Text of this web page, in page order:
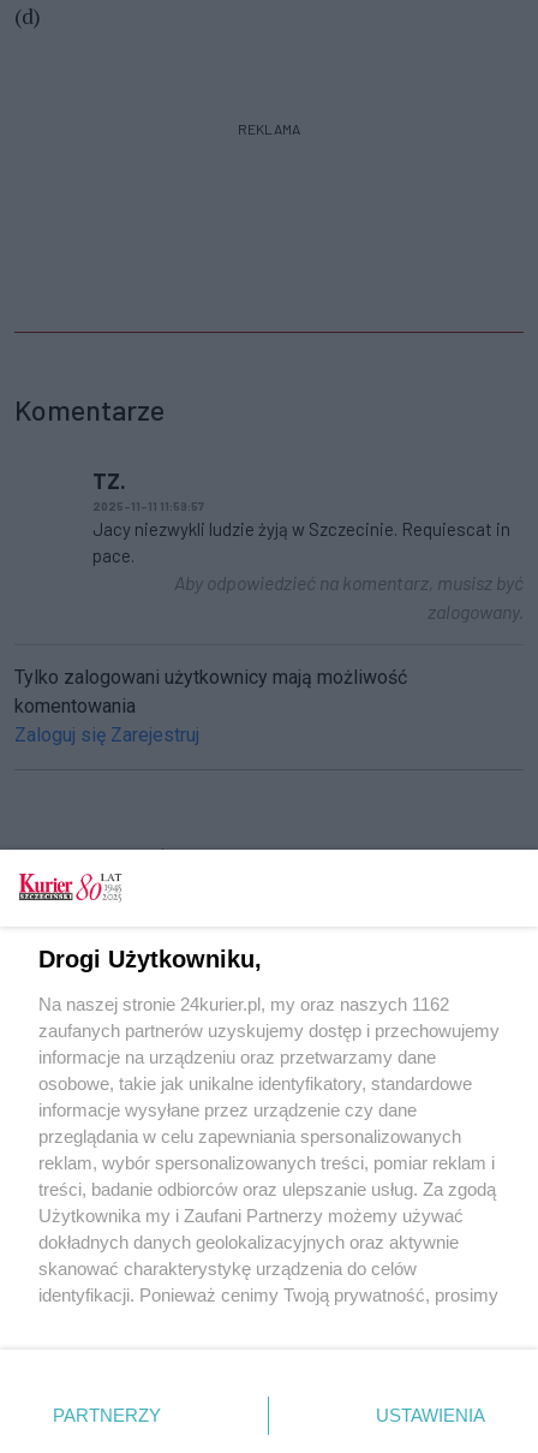
(d)
REKLAMA
Komentarze
TZ.
2025-11-11 11:59:57
Jacy niezwykli ludzie żyją w Szczecinie. Requiescat in
pace.
Aby odpowiedzieć na komentarz, musisz być
zalogowany.
Tylko zalogowani użytkownicy mają możliwość
komentowania
Zaloguj się Zarejestruj
W wieku 70 lat zmarł aktor i reżyser Emilian
Cykl warsztatów. Opera dla najmłodszych
„Madama Butterfly” powraca. Mamy bilety dla
Czytelników!
POGODA
19℃
Zobacz prognozę na 3 dni
Copyright © 2022 Kurier Szczeciński sp. z o.o.
Wszelkie prawa zastrzeżone
Drogi Użytkowniku,
Na naszej stronie 24kurier.pl, my oraz naszych 1162
zaufanych partnerów uzyskujemy dostęp i przechowujemy
informacje na urządzeniu oraz przetwarzamy dane
osobowe, takie jak unikalne identyfikatory, standardowe
informacje wysyłane przez urządzenie czy dane
przeglądania w celu zapewniania spersonalizowanych
reklam, wybór spersonalizowanych treści, pomiar reklam i
treści, badanie odbiorców oraz ulepszanie usług. Za zgodą
Użytkownika my i Zaufani Partnerzy możemy używać
dokładnych danych geolokalizacyjnych oraz aktywnie
skanować charakterystykę urządzenia do celów
identyfikacji. Ponieważ cenimy Twoją prywatność, prosimy
prywatności znajdujący się w lewym dolnym rogu strony
. Niektóre rodzaje przetwarzania danych nie wymagają
PARTNERZY USTAWIENIA